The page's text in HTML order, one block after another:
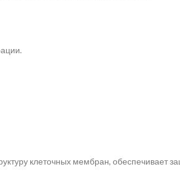
клеточных мембран, обеспечивает